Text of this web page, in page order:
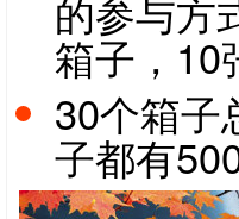
的参与方
箱子，10
30个箱子
子都有